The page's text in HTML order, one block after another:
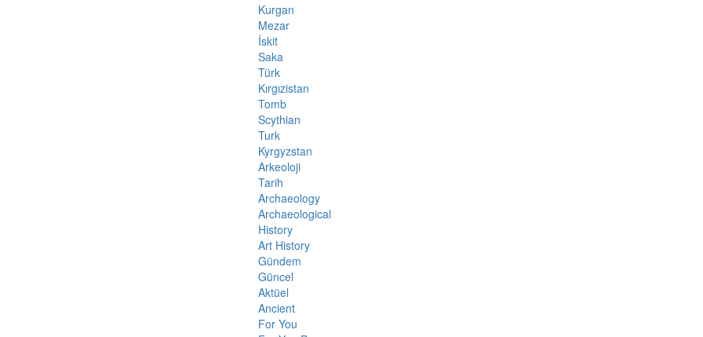
Kurgan
Mezar
İskit
Saka
Türk
Kırgızistan
Tomb
Scythian
Turk
Kyrgyzstan
Arkeoloji
Tarih
Archaeology
Archaeological
History
Art History
Gündem
Güncel
Aktüel
Ancient
For You